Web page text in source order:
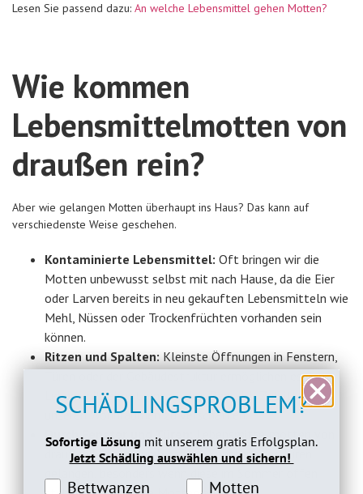
Lesen Sie passend dazu: An welche Lebensmittel gehen Motten?
Wie kommen
Lebensmittelmotten von
draußen rein?
Aber wie gelangen Motten überhaupt ins Haus? Das kann auf
verschiedenste Weise geschehen.
Kontaminierte Lebensmittel: Oft bringen wir die
Motten unbewusst selbst mit nach Hause, da die Eier
oder Larven bereits in neu gekauften Lebensmitteln wie
Mehl, Nüssen oder Trockenfrüchten vorhanden sein
können.
Ritzen und Spalten: Kleinste Öffnungen in Fenstern,
Türen oder der Gebäudestruktur ermöglichen es den
Lebensmittelmotten con draußen, sich Zutritt zu
unseren Wohnräumen zu verschaffen.
Durch Fenster und Türen:
Lebensmittelmotten von
draußen können durch offene Fenster oder Türen
SCHÄDLINGSPROBLEM?
Sofortige Lösung mit unserem gratis Erfolgsplan.
Jetzt Schädling auswählen und sichern!
Bettwanzeninteresse
Bettwanzen Motteninteresse
Motten